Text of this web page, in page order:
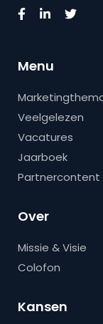
Menu
Veelgelezen
Vacatures
Jaarboek
Partnercontent
Over
Missie & Visie
Colofon
Kansen